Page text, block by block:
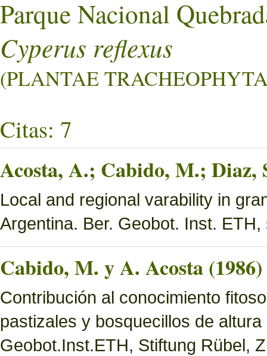
Parque Nacional
Cyperus reflexus
(PLANTAE
Citas: 7
Acosta, A.; Cabido, M.; Diaz,
Local and regional varability in
Argentina. Ber. Geobot. Inst.
Cabido, M. y A. Acosta (1986)
Contribución al conocimiento
pastizales y bosquecillos de
Geobot.Inst.ETH, Stiftung Rübel,